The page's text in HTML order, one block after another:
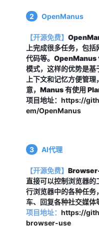
2 OpenManus
【开源免费】
上完成很多任务，包
代码等。OpenManus
模式，这样的优势是基
上下文和记忆方便管
意，Manus 有使用
项目地址： https://
em/OpenManus
3 AI代理
【开源免费】
直接可以控制浏览器
行浏览器中的各种任务
车、回复各种社交媒体
项目地址： https://
browser-use